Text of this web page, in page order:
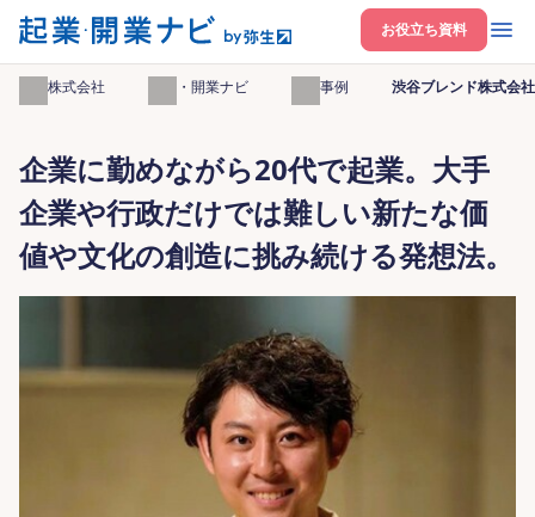
開く
お役立ち資料
弥生株式会社 起業・開業ナビ 起業事例 渋谷ブレンド株式会社
企業に勤めながら20代で起業。大手
企業や行政だけでは難しい新たな価
値や文化の創造に挑み続ける発想法。